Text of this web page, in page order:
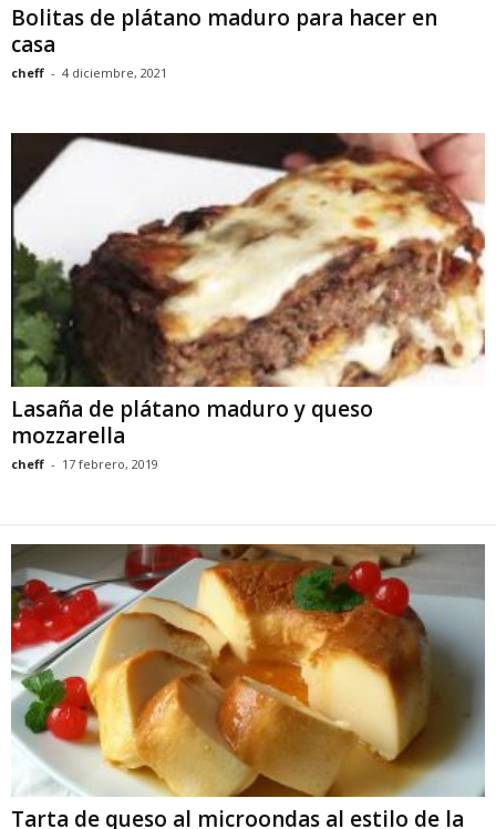
Bolitas de plátano maduro para hacer en
casa
cheff - 4 diciembre, 2021
Lasaña de plátano maduro y queso
mozzarella
cheff - 17 febrero, 2019
Tarta de queso al microondas al estilo de la